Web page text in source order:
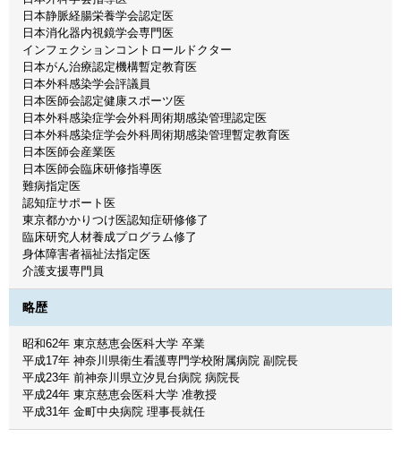
日本静脈経腸栄養学会認定医
日本消化器内視鏡学会専門医
インフェクションコントロールドクター
日本がん治療認定機構暫定教育医
日本外科感染学会評議員
日本医師会認定健康スポーツ医
日本外科感染症学会外科周術期感染管理認定医
日本外科感染症学会外科周術期感染管理暫定教育医
日本医師会産業医
日本医師会臨床研修指導医
難病指定医
認知症サポート医
東京都かかりつけ医認知症研修修了
臨床研究人材養成プログラム修了
身体障害者福祉法指定医
介護支援専門員
略歴
昭和62年 東京慈恵会医科大学 卒業
平成17年 神奈川県衛生看護専門学校附属病院 副院長
平成23年 前神奈川県立汐見台病院 病院長
平成24年 東京慈恵会医科大学 准教授
平成31年 金町中央病院 理事長就任